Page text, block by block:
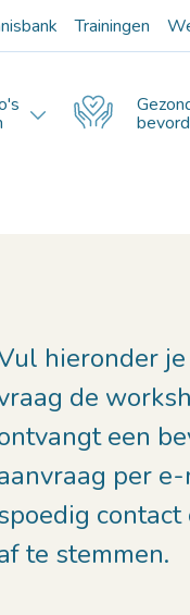
Trainingen
hieronder
de
een
per
te stemmen.